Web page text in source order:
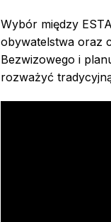
Wybór między
obywatelstwa oraz
Bezwizowego i
rozważyć